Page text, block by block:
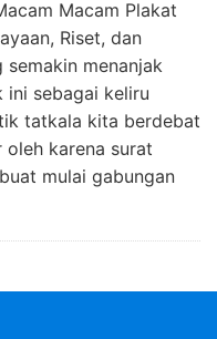
Macam Plakat
Riset, dan
menanjak
ini sebagai keliru
tatkala kita berdebat
oleh karena surat
mulai gabungan